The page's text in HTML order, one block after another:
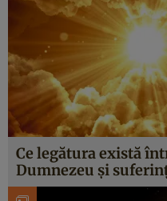
Ce legătura există
Dumnezeu și